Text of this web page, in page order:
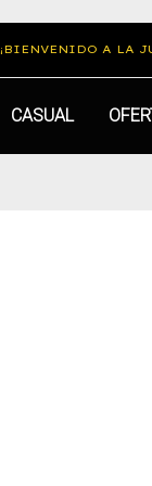
¡BIENVENIDO A LA
CASUAL